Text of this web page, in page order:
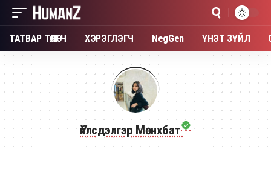
ТАТВАР ТӨЛӨГЧ ХЭРЭГЛЭГЧ NegGen ҮНЭТ ЗҮЙЛ
Үйлсдэлгэр Мөнхбат